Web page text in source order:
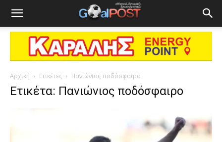
Αρχική Ετικέτες Πανιώνιος ποδόσφαιρο
Ετικέτα: Πανιώνιος ποδόσφαιρο